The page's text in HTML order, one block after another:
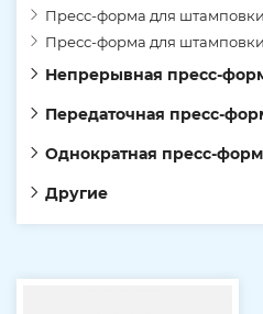
Пресс-форма для
Пресс-форма для
Непрерывная пресс-
Передаточная пресс-
Однократная пресс-
Другие